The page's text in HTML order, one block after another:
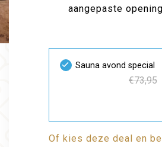
aangepaste
Sauna avond special
€73,95
Of kies deze deal en